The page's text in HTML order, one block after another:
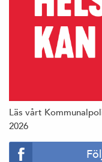
Läs vårt
2026